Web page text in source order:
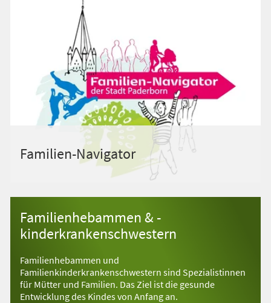
Familien-Navigator
Familienhebammen & -
kinderkrankenschwestern
Familienhebammen und
Familienkinderkrankenschwestern sind Spezialistinnen
für Mütter und Familien. Das Ziel ist die gesunde
Entwicklung des Kindes von Anfang an.